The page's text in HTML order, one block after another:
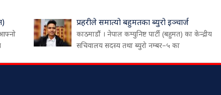
प्रहरीले समात्यो बहुमतका ब्युरो इञ्चार्ज
काठमाडौं । नेपाल कम्युनिष्ट पार्टी (बहुमत) का केन्द्रीय
सचिवालय सदस्य तथा ब्युरो नम्बर–५ का